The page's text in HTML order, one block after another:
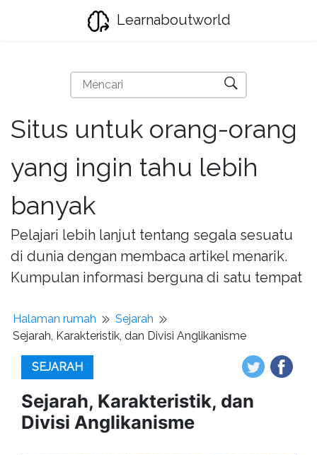
Learnaboutworld
Situs untuk orang-orang
yang ingin tahu lebih
banyak
Pelajari lebih lanjut tentang segala sesuatu
di dunia dengan membaca artikel menarik.
Kumpulan informasi berguna di satu tempat
Halaman rumah
Sejarah
Sejarah, Karakteristik, dan Divisi Anglikanisme
SEJARAH
Sejarah, Karakteristik, dan
Divisi Anglikanisme